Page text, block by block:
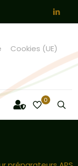
Cookies (UE)
0